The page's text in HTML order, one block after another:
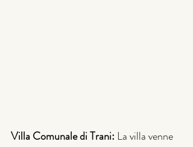
Villa Comunale di Trani: La villa venne